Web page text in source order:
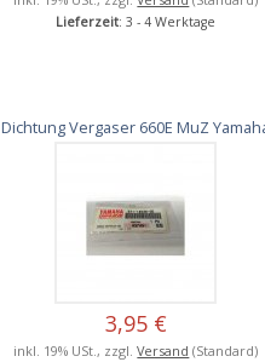
Lieferzeit: 3 - 4 Werktage
Dichtung Vergaser 660E MuZ
3,95 €
inkl. 19% USt., zzgl.Versand (Standard)